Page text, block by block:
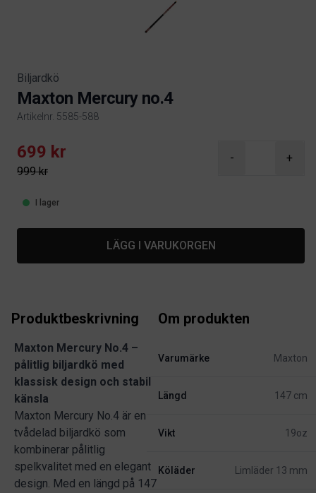
Biljardkö
Maxton Mercury no.4
Artikelnr. 5585-588
Product information
699 kr
999 kr
- +
I lager
LÄGG I VARUKORGEN
Produktbeskrivning
Maxton Mercury No.4 –
pålitlig biljardkö med
klassisk design och stabil
känsla
Maxton Mercury No.4 är en
tvådelad biljardkö som
kombinerar pålitlig
spelkvalitet med en elegant
design. Med en längd på 147
Om produkten
Varumärke Maxton
Längd 147 cm
Vikt 19oz
Köläder Limläder 13 mm